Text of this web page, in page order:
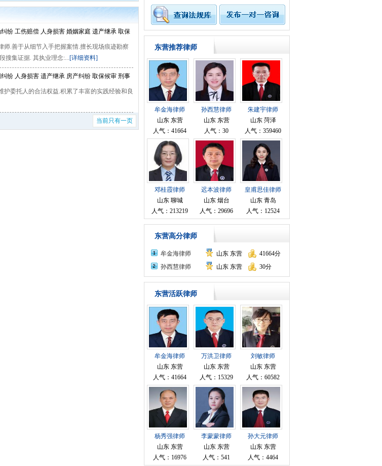
纷 工伤赔偿 人身损害 婚姻家庭 遗产继承 取保
师.善于从细节入手把握案情.擅长现场痕迹勘察
搜集证据. 其执业理念:...[详细资料]
纷 人身损害 遗产继承 房产纠纷 取保候审 刑事
护委托人的合法权益.积累了丰富的实践经验和良
当前只有一页
东营推荐律师
牟金海律师
山东 东营
人气：41664
孙西慧律师
山东 东营
人气：30
朱建宇律师
山东 菏泽
人气：359460
邓桂霞律师
山东 聊城
人气：213219
迟本波律师
山东 烟台
人气：29696
皇甫思佳律师
山东 青岛
人气：12524
东营高分律师
牟金海律师 山东 东营
41664分
孙西慧律师
山东 东营 30分
东营活跃律师
牟金海律师
山东 东营
人气：41664
万洪卫律师
山东 东营
人气：15329
刘敏律师
山东 东营
人气：60582
杨秀强律师
山东 东营
人气：16976
李蒙蒙律师
山东 东营
人气：541
孙大元律师
山东 东营
人气：4464